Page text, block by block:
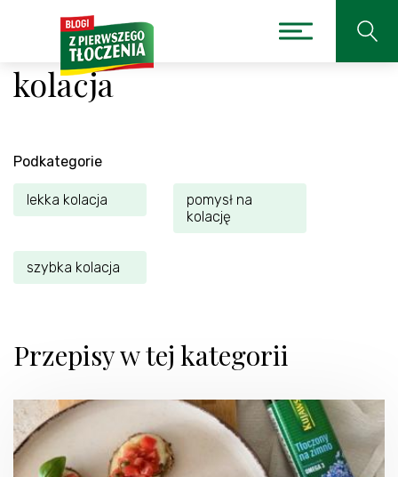
kolacja
Podkategorie
lekka kolacja
pomysł na
kolację
szybka kolacja
Przepisy w tej kategorii